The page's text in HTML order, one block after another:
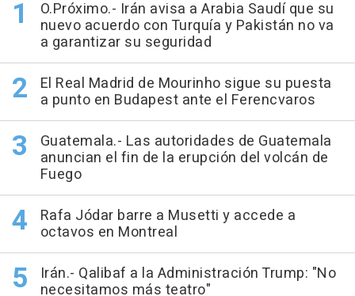
O.Próximo.- Irán avisa a Arabia Saudí que su
nuevo acuerdo con Turquía y Pakistán no va
a garantizar su seguridad
El Real Madrid de Mourinho sigue su puesta
a punto en Budapest ante el Ferencvaros
Guatemala.- Las autoridades de Guatemala
anuncian el fin de la erupción del volcán de
Fuego
Rafa Jódar barre a Musetti y accede a
octavos en Montreal
Irán.- Qalibaf a la Administración Trump: "No
necesitamos más teatro"